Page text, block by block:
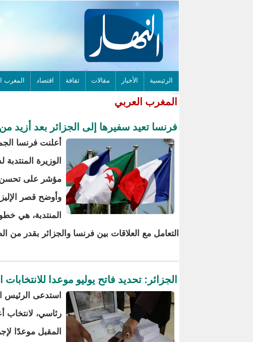
الرئيسية الأخبار مقالات ثقافة اقتصاد المغرب
المغرب العربي
فرنسا تعيد سفيرها إلى الجزائر بعد أزيد
أعلنت فرنسا
الوزيرة
مؤشر على تحسن
وأوضح قصر
المنتدبة، هي
التعامل مع العلاقات بين فرنسا والجزائر بقدر من
الجزائر: تحديد فاتح يوليو موعدا للانتخابات
استدعى الرئيس
المقبل موعدًا